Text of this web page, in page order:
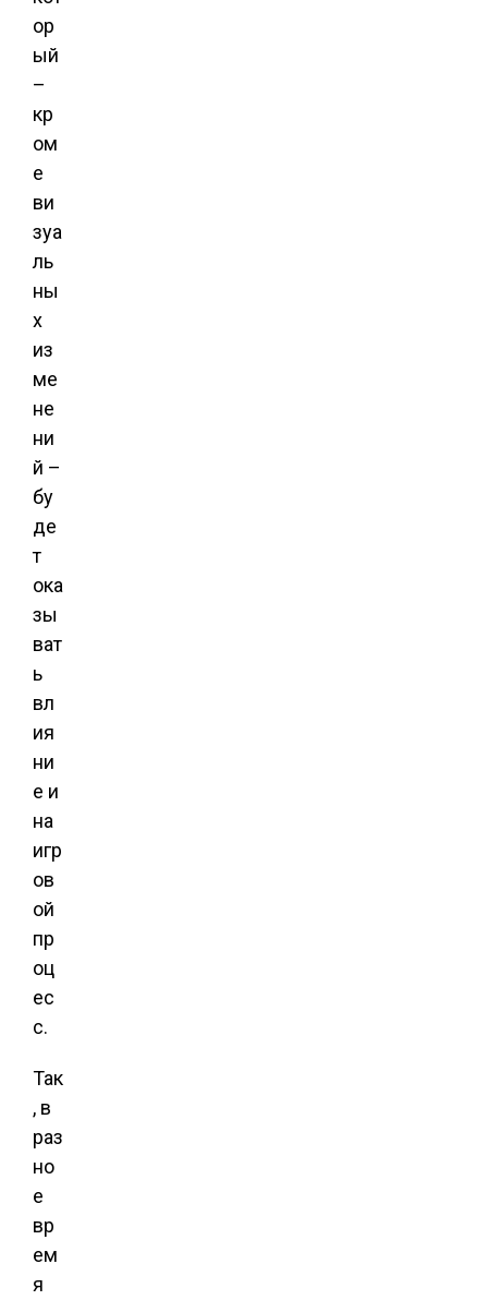
ор
ый
–
кр
ом
е
ви
зуа
ль
ны
х
из
ме
не
ни
й –
бу
де
т
ока
зы
ват
ь
вл
ия
ни
е и
на
игр
ов
ой
пр
оц
ес
с.
Так
, в
раз
но
е
вр
ем
я